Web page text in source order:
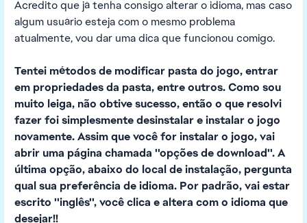
Acredito que já tenha consigo alterar o idioma, mas caso
algum usuário esteja com o mesmo problema
atualmente, vou dar uma dica que funcionou comigo.
Tentei métodos de modificar pasta do jogo, entrar
em propriedades da pasta, entre outros. Como sou
muito leiga, não obtive sucesso, então o que resolvi
fazer foi simplesmente desinstalar e instalar o jogo
novamente. Assim que você for instalar o jogo, vai
abrir uma página chamada ''opções de download''. A
última opção, abaixo do local de instalação, pergunta
qual sua preferência de idioma. Por padrão, vai estar
escrito ''inglês'', você clica e altera com o idioma que
desejar!!